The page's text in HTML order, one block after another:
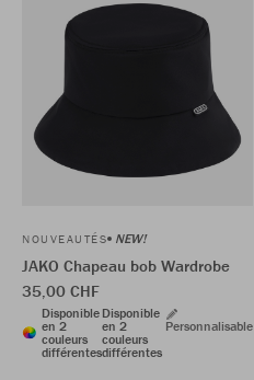
NOUVEAUTÉS NEW!
JAKO Chapeau bob Wardrobe
35,00 CHF
Disponible
en 2
couleurs
différentes
Disponible
en 2
couleurs
différentes
Personnalisable